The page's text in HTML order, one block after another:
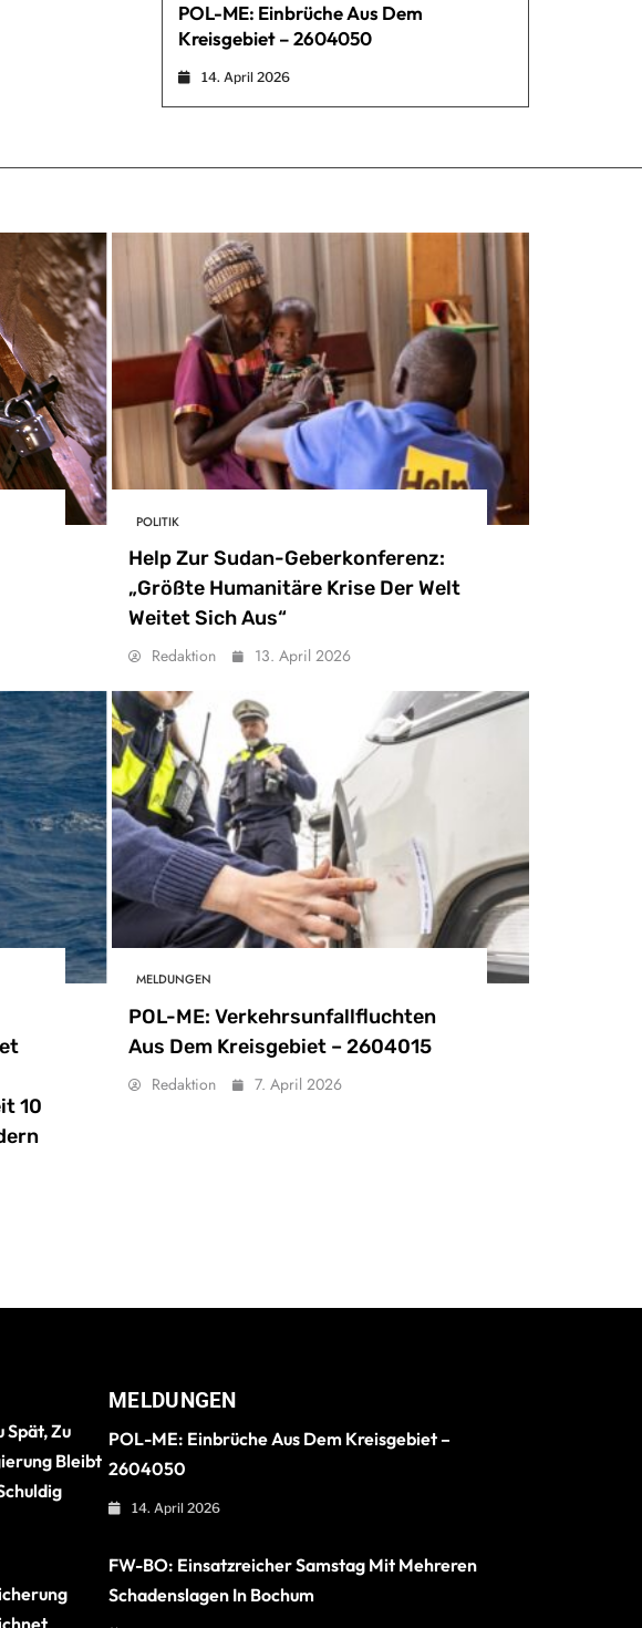
POL-ME: Einbrüche Aus Dem
Kreisgebiet – 2604050
14. April 2026
POLITIK
Help Zur Sudan-Geberkonferenz:
„Größte Humanitäre Krise Der Welt
Weitet Sich Aus“
Redaktion 13. April 2026
10
MELDUNGEN
POL-ME: Verkehrsunfallfluchten
Aus Dem Kreisgebiet – 2604015
Redaktion 7. April 2026
Spät, Zu
Bleibt
MELDUNGEN
POL-ME: Einbrüche Aus Dem Kreisgebiet –
2604050
14. April 2026
FW-BO: Einsatzreicher Samstag Mit Mehreren
Schadenslagen In Bochum